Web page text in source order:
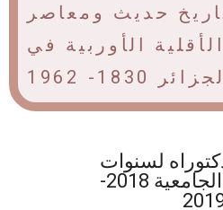
حديث ومعاصر
الأوربية في
1830- 1962
لسنوات
قبل السنة الجامعية 2018-